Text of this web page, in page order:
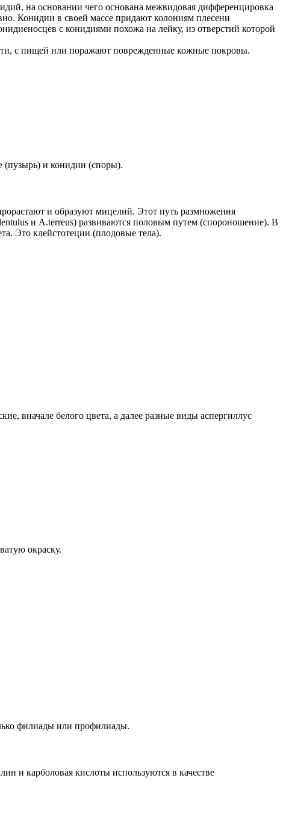
на основании чего основана межвидовая дифференцировка
Конидии в своей массе придают колониям плесени
с конидиями похожа на лейку, из отверстий которой
с пищей или поражают поврежденные кожные покровы.
(пузырь) и конидии (споры).
и образуют мицелий. Этот путь размножения
и A.terreus) развиваются половым путем (спороношение). В
Это клейстотеции (плодовые тела).
вначале белого цвета, а далее разные виды аспергиллус
окраску.
филиады или профилиады.
и карболовая кислоты используются в качестве